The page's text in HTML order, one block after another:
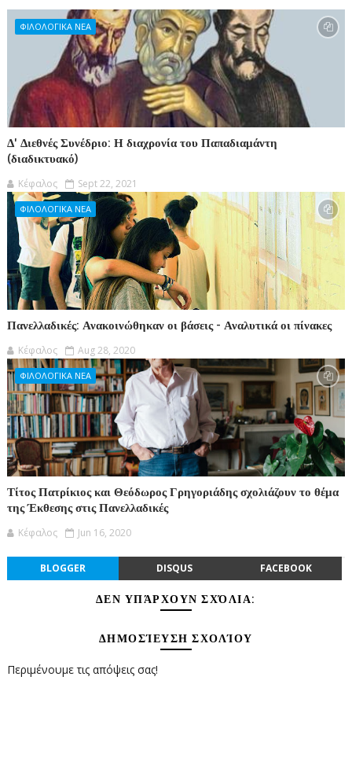
ΦΙΛΟΛΟΓΙΚΑ ΝΕΑ
Δ' Διεθνές Συνέδριο: Η διαχρονία του Παπαδιαμάντη
(διαδικτυακό)
Κέφαλος Sept 22, 2021
ΦΙΛΟΛΟΓΙΚΑ ΝΕΑ
Πανελλαδικές: Ανακοινώθηκαν οι βάσεις - Αναλυτικά οι πίνακες
Κέφαλος Aug 28, 2020
ΦΙΛΟΛΟΓΙΚΑ ΝΕΑ
Τίτος Πατρίκιος και Θεόδωρος Γρηγοριάδης σχολιάζουν το θέμα
της Έκθεσης στις Πανελλαδικές
Κέφαλος Jun 16, 2020
BLOGGER DISQUS FACEBOOK
ΔΕΝ ΥΠΆΡΧΟΥΝ ΣΧΌΛΙΑ:
ΔΗΜΟΣΊΕΥΣΗ ΣΧΟΛΊΟΥ
Περιμένουμε τις απόψεις σας!